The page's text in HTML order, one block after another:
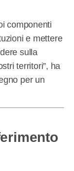
componenti
e mettere
sulla
territori”, ha
per un